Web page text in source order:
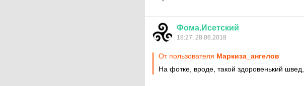
Фома.Исетский
18:27, 28.06.2018
От пользователя Маркиза_ангелов
На фотке, вроде, такой здоровенький